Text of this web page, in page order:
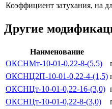
Коэффициент затухания, на
Другие
Наименование
ОКСНМт-10-01-0,22-8-(5,5)
ОКСНЦ2П-10-01-0,22-4-(1,5)
ОКСНЦт-10-01-0,22-16-(3,0)
ОКСНЦт-10-01-0,22-8-(3,0)